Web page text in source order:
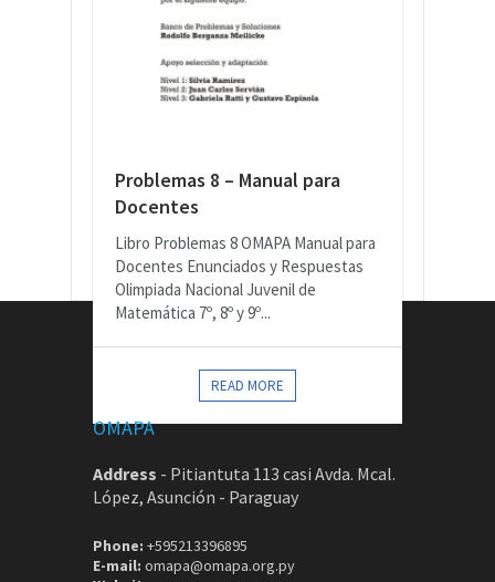
Problemas 8 – Manual para
Docentes
Libro Problemas 8 OMAPA Manual para
Docentes Enunciados y Respuestas
Olimpiada Nacional Juvenil de
Matemática 7º, 8º y 9º...
READ MORE
OMAPA
Address - Pitiantuta 113 casi Avda. Mcal.
López, Asunción - Paraguay
Phone: +595213396895
E-mail: omapa@omapa.org.py